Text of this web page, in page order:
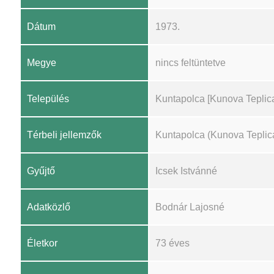
Dátum 1973.
Megye nincs feltüntetve
Település Kuntapolca [Kunova
Térbeli jellemzők Kuntapolca (Kunova
Gyűjtő Icsek Istvánné
Adatközlő Bodnár Lajosné
Életkor 73 éves